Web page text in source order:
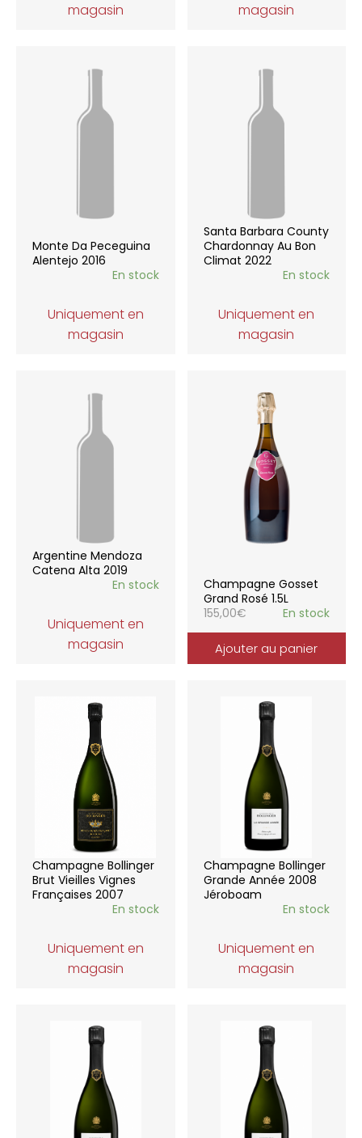
magasin
magasin
Monte Da Peceguina
Alentejo 2016
En stock
Uniquement en
magasin
Santa Barbara County
Chardonnay Au Bon
Climat 2022
En stock
Uniquement en
magasin
Argentine Mendoza
Catena Alta 2019
En stock
Uniquement en
magasin
Champagne Gosset
Grand Rosé 1.5L
155,00€ En stock
Ajouter au panier
Champagne Bollinger
Brut Vieilles Vignes
Françaises 2007
En stock
Uniquement en
magasin
Champagne Bollinger
Grande Année 2008
Jéroboam
En stock
Uniquement en
magasin